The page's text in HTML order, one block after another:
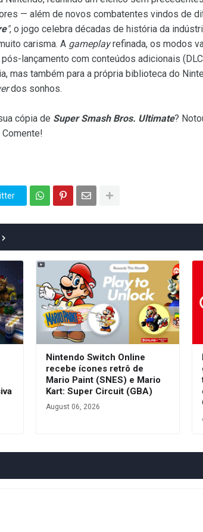
— além de novos combatentes vindos de
", o jogo celebra décadas de história da
carisma. A gameplayrefinada, os modos
lançamento com conteúdos adicionais
mas também para a própria biblioteca do
dos sonhos.
cópia de Super Smash Bros. Ultimate?
Nintendo Switch Online
recebe ícones retrô de
Mario Paint (SNES) e Mario
Kart: Super Circuit (GBA)
August 06, 2026